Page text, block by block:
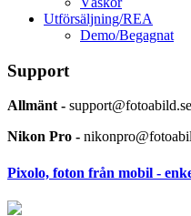
Utförsäljning/REA
Demo/Begagnat
Support
Allmänt - support@fotoabild.se
Nikon Pro -
Pixolo, foton från mobil -